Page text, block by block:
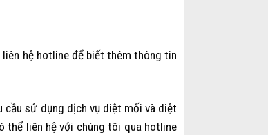
liên hệ hotline để biết thêm thông tin
cầu sử dụng dịch vụ diệt mối và diệt
thể liên hệ với chúng tôi qua hotline